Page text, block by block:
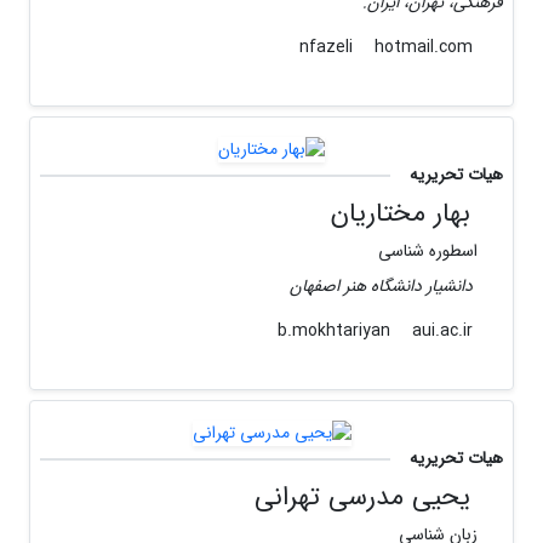
hotmail.com
هیات تحریریه
بهار مختاریان
اسطوره شناسی
دانشیار دانشگاه هنر اصفهان
b.mokhtariyan
aui.ac.ir
هیات تحریریه
یحیی مدرسی تهرانی
زبان شناسی